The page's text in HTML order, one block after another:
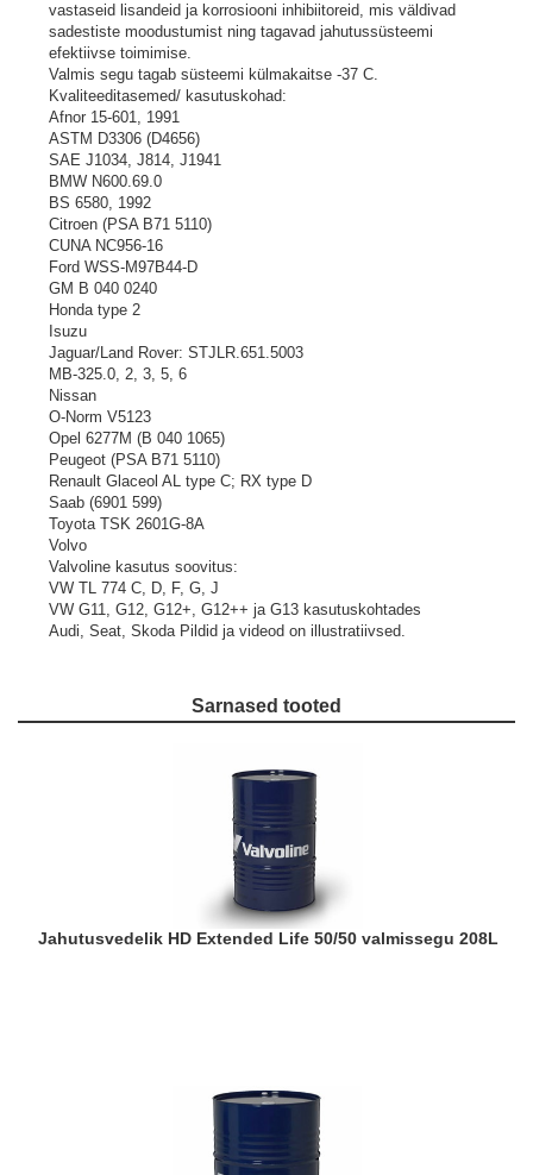
vastaseid lisandeid ja korrosiooni inhibiitoreid, mis väldivad
sadestiste moodustumist ning tagavad jahutussüsteemi
efektiivse toimimise.
Valmis segu tagab süsteemi külmakaitse -37 C.
Kvaliteeditasemed/ kasutuskohad:
Afnor 15-601, 1991
ASTM D3306 (D4656)
SAE J1034, J814, J1941
BMW N600.69.0
BS 6580, 1992
Citroen (PSA B71 5110)
CUNA NC956-16
Ford WSS-M97B44-D
GM B 040 0240
Honda type 2
Isuzu
Jaguar/Land Rover: STJLR.651.5003
MB-325.0, 2, 3, 5, 6
Nissan
O-Norm V5123
Opel 6277M (B 040 1065)
Peugeot (PSA B71 5110)
Renault Glaceol AL type C; RX type D
Saab (6901 599)
Toyota TSK 2601G-8A
Volvo
Valvoline kasutus soovitus:
VW TL 774 C, D, F, G, J
VW G11, G12, G12+, G12++ ja G13 kasutuskohtades
Audi, Seat, Skoda Pildid ja videod on illustratiivsed.
Sarnased tooted
Jahutusvedelik HD Extended Life 50/50 valmissegu 208L